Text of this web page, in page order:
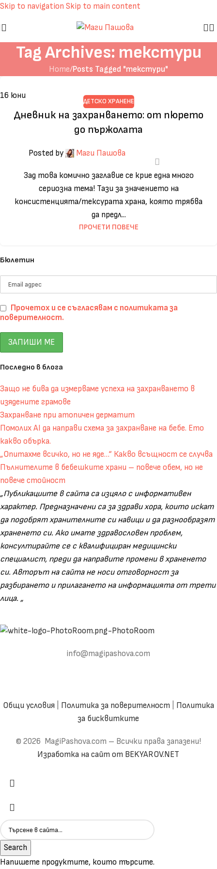
Skip to navigation Skip to main content
Tag Archives: текстури
Home/Posts Tagged "текстури"
16 юни
ДЕТСКО ХРАНЕНЕ
Дневник на захранването: от пюрето
до пържолата
Posted by Маги Пашова
Зад това комично заглавие се крие една много
сериозна тема! Тази за значението на
консистенцията/тексурата храна, която трябва
да предл...
ПРОЧЕТИ ПОВЕЧЕ
Бюлетин
Прочетох и се съгласявам с политиката за
поверителност.
Последно в блога
Защо не бива да измерваме успеха на захранването в
изядените грамове
Захранване при атопичен дерматит
Помолих AI да направи схема за захранване на бебе. Ето
какво обърка.
„Опитахме всичко, но не яде…“ Какво всъщност се случва
Пълнителите в бебешките храни – повече обем, но не
повече стойност
„Публикациите в сайта са изцяло с информaтивен
характер. Предназначени са за здрави хора, които искат
да подобрят хранителните си навици и да разнообразят
храненето си. Ако имате здравословен проблем,
консултирайте се с квалифициран медицински
специалист, преди да направите промени в храненето
си. Авторът на сайта не носи отговорност за
разбирането и прилагането на информацията от трети
лица. „
info@magipashova.com
Общи условия| Политика за поверителност| Политика
за бисквитките
© 2026 MagiPashova.com – Всички права запазени!
Изработка на сайт от BEKYAROV.NET
Search
Напишете продуктите, които търсите.